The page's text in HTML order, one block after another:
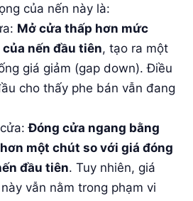
của nến này là:
Mở cửa thấp hơn mức
nến đầu tiên, tạo ra một
giá giảm (gap down). Điều
cho thấy phe bán vẫn đang
Đóng cửa ngang bằng
một chút so với giá đóng
đầu tiên. Tuy nhiên, giá
vẫn nằm trong phạm vi